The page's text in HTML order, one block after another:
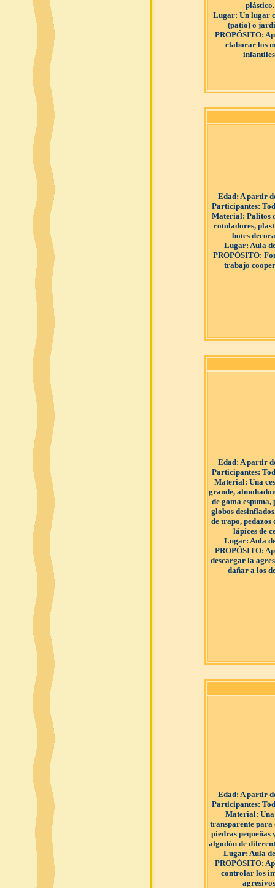
plástico.
Lugar: Un lugar
(patio) o
PROPÓSITO:
elaborar los
Edad: A partir
Participantes:
Material: Palitos
rotuladores,
botes
Lugar: Aula
PROPÓSITO:
trabajo
Edad: A partir
Participantes:
Material: Una
grande,
de goma
globos
de trapo, pedazos
lápices de
Lugar: Aula
PROPÓSITO:
descargar la
dañar a los
Edad: A partir
Participantes:
Material:
transparente para
piedras pequeñas
algodón de
Lugar: Aula
PROPÓSITO:
controlar los